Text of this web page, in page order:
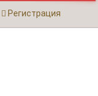
Регистрация